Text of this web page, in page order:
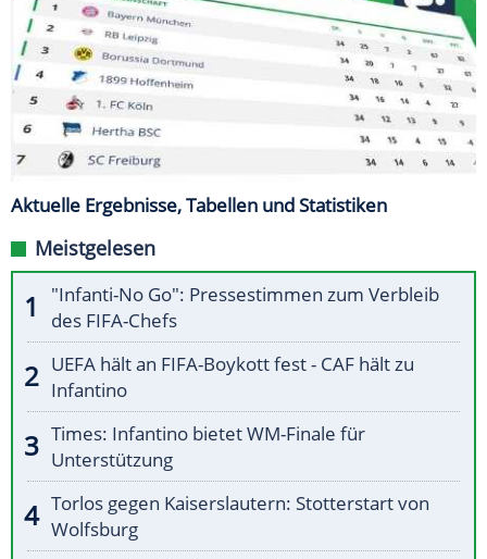
Aktuelle Ergebnisse, Tabellen und Statistiken
Meistgelesen
"Infanti-No Go": Pressestimmen zum Verbleib
des FIFA-Chefs
UEFA hält an FIFA-Boykott fest - CAF hält zu
Infantino
Times: Infantino bietet WM-Finale für
Unterstützung
Torlos gegen Kaiserslautern: Stotterstart von
Wolfsburg